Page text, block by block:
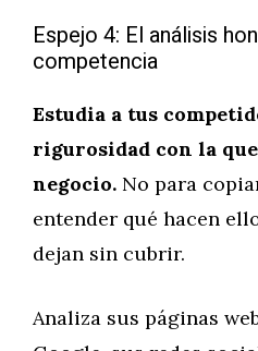
Espejo 4: El análisis
competencia
Estudia a tus
rigurosidad con la
negocio. No para
entender qué hacen
dejan sin cubrir.
Analiza sus páginas